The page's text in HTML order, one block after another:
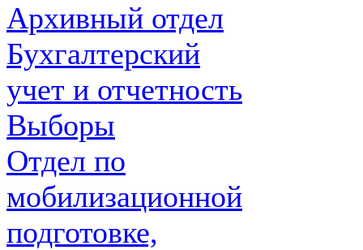
Архивный отдел
Бухгалтерский
учет и отчетность
Выборы
Отдел по
мобилизационной
подготовке,